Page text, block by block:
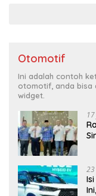
Otomotif
Ini adalah contoh
otomotif, anda bisa
widget.